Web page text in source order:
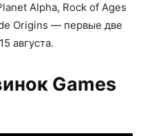
Alpha, Rock of Ages
Origins — первые две
августа.
Games